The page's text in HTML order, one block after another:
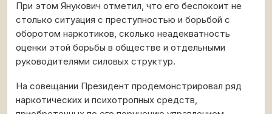
При этом Янукович отметил, что его беспокоит не
столько ситуация с преступностью и борьбой с
оборотом наркотиков, сколько неадекватность
оценки этой борьбы в обществе и отдельными
руководителями силовых структур.
На совещании Президент продемонстрировал ряд
наркотических и психотропных средств,